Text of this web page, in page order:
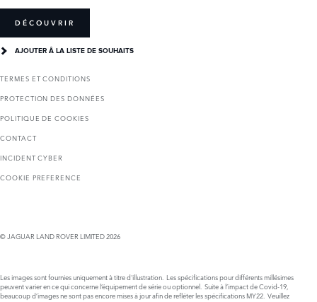
DÉCOUVRIR
AJOUTER Â LA LISTE DE SOUHAITS
TERMES ET CONDITIONS
PROTECTION DES DONNÉES
POLITIQUE DE COOKIES
CONTACT
INCIDENT CYBER
COOKIE PREFERENCE
© JAGUAR LAND ROVER LIMITED 2026
Les images sont fournies uniquement à titre d'illustration. Les spécifications pour différents millésimes
peuvent varier en ce qui concerne l’équipement de série ou optionnel. Suite à l’impact de Covid-19,
beaucoup d’images ne sont pas encore mises à jour afin de refléter les spécifications MY22. Veuillez